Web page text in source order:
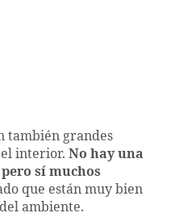
también grandes
el interior. No hay una
sí muchos
que están muy bien
ambiente.